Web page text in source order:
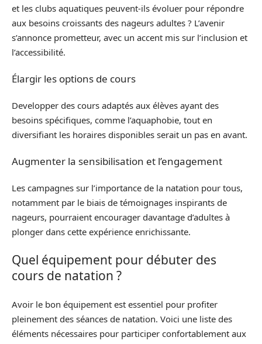
et les clubs aquatiques peuvent-ils évoluer pour répondre
aux besoins croissants des nageurs adultes ? L’avenir
s’annonce prometteur, avec un accent mis sur l’inclusion et
l’accessibilité.
Élargir les options de cours
Developper des cours adaptés aux élèves ayant des
besoins spécifiques, comme l’aquaphobie, tout en
diversifiant les horaires disponibles serait un pas en avant.
Augmenter la sensibilisation et l’engagement
Les campagnes sur l’importance de la natation pour tous,
notamment par le biais de témoignages inspirants de
nageurs, pourraient encourager davantage d’adultes à
plonger dans cette expérience enrichissante.
Quel équipement pour débuter des
cours de natation ?
Avoir le bon équipement est essentiel pour profiter
pleinement des séances de natation. Voici une liste des
éléments nécessaires pour participer confortablement aux